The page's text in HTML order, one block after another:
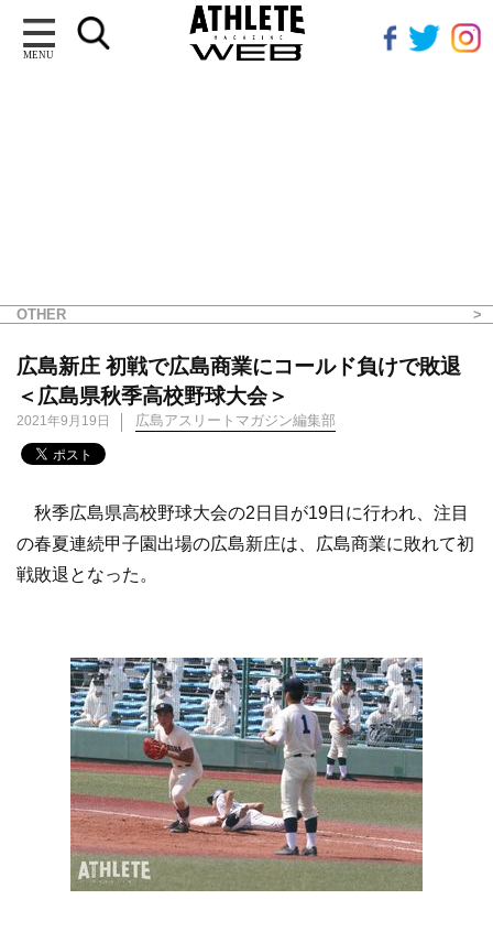
MENU
OTHER
広島新庄 初戦で広島商業にコールド負けで敗退
＜広島県秋季高校野球大会＞
2021年9月19日 広島アスリートマガジン編集部
秋季広島県高校野球大会の2日目が19日に行われ、注目
の春夏連続甲子園出場の広島新庄は、広島商業に敗れて初
戦敗退となった。